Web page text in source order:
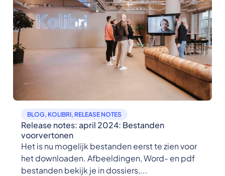
BLOG, KOLIBRI, RELEASE NOTES
Release notes: april 2024: Bestanden
voorvertonen
Het is nu mogelijk bestanden eerst te zien voor
het downloaden. Afbeeldingen, Word- en pdf
bestanden bekijk je in dossiers,...